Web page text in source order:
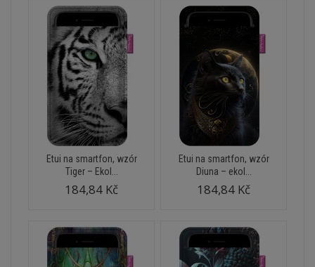
Etui na smartfon, wzór
Tiger – Ekol...
184,84 Kč
Etui na smartfon, wzór
Diuna – ekol...
184,84 Kč